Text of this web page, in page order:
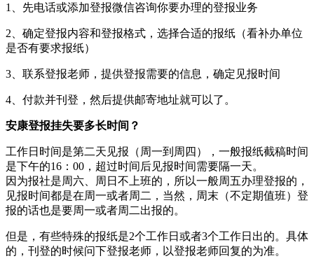
1、先电话或添加登报微信咨询你要办理的登报业务
2、确定登报内容和登报格式，选择合适的报纸（看补办单位
是否有要求报纸）
3、联系登报老师，提供登报需要的信息，确定见报时间
4、付款并刊登，然后提供邮寄地址就可以了。
安康登报挂失要多长时间？
工作日时间是第二天见报（周一到周四），一般报纸截稿时间
是下午的16：00，超过时间后见报时间需要隔一天。
因为报社是周六、周日不上班的，所以一般周五办理登报的，
见报时间都是在周一或者周二，当然，周末（不定期值班）登
报的话也是要周一或者周二出报的。
但是，有些特殊的报纸是2个工作日或者3个工作日出的。具体
的，刊登的时候问下登报老师，以登报老师回复的为准。